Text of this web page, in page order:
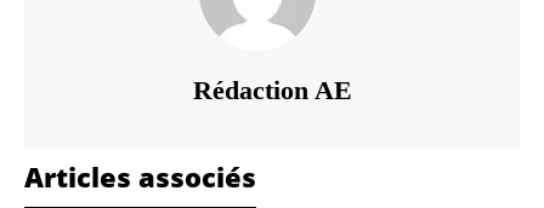
Rédaction AE
Articles associés